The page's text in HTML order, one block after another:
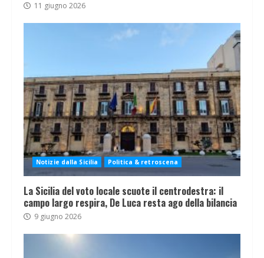
11 giugno 2026
Notizie dalla Sicilia Politica & retroscena
La Sicilia del voto locale scuote il centrodestra: il
campo largo respira, De Luca resta ago della bilancia
9 giugno 2026